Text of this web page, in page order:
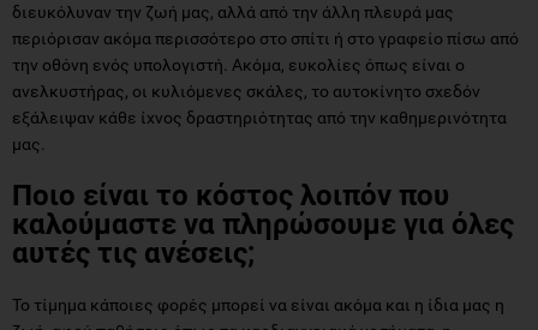
διευκόλυναν την ζωή μας, αλλά από την άλλη πλευρά μας
περιόρισαν ακόμα περισσότερο στο σπίτι ή στο γραφείο πίσω από
την οθόνη ενός υπολογιστή. Ακόμα, ευκολίες όπως είναι ο
ανελκυστήρας, οι κυλιόμενες σκάλες, το αυτοκίνητο σχεδόν
εξάλειψαν κάθε ίχνος δραστηριότητας από την καθημερινότητα
μας.
Ποιο είναι το κόστος λοιπόν που
καλούμαστε να πληρώσουμε για όλες
αυτές τις ανέσεις;
Το τίμημα κάποιες φορές μπορεί να είναι ακόμα και η ίδια μας η